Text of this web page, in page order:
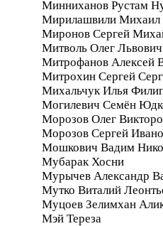
Минниханов Рустам
Мирилашвили Михаил
Миронов Сергей
Митволь Олег Львович
Митрофанов Алексей
Митрохин Сергей
Михальчук Илья
Могилевич Семён
Морозов Олег
Морозов Сергей
Мошкович Вадим
Мубарак Хосни
Мурычев Александр
Мутко Виталий
Муцоев Зелимхан
Мэй Тереза